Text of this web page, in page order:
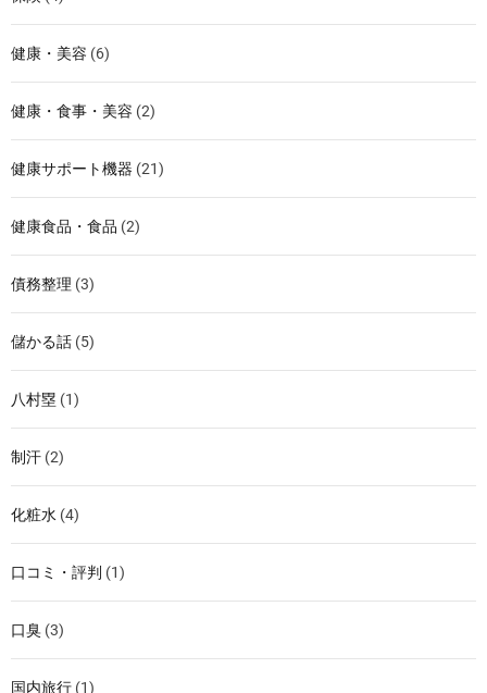
健康・美容 (6)
健康・食事・美容 (2)
健康サポート機器 (21)
健康食品・食品 (2)
債務整理 (3)
儲かる話 (5)
八村塁 (1)
制汗 (2)
化粧水 (4)
口コミ・評判 (1)
口臭 (3)
国内旅行 (1)